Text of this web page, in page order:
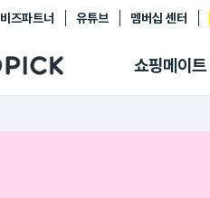
비즈파트너 유튜브 멤버십 센터
쇼핑메이트
추천상품
쇼핑 에이전트
링크관리